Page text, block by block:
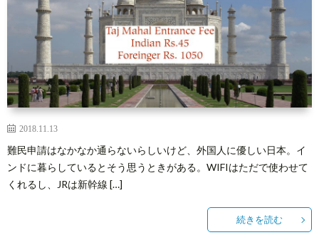
2018.11.13
難民申請はなかなか通らないらしいけど、外国人に優しい日本。イ
ンドに暮らしているとそう思うときがある。WIFIはただで使わせて
くれるし、JRは新幹線 […]
続きを読む